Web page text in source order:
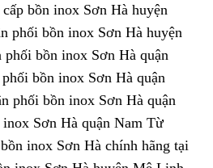
bồn inox Sơn Hà huyện
phối bồn inox Sơn Hà huyện
bồn inox Sơn Hà quận
bồn inox Sơn Hà quận
phối bồn inox Sơn Hà quận
Sơn Hà quận Nam Từ
inox Sơn Hà chính hãng tại